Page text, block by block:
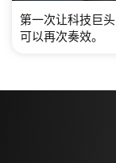
第一次让科技巨
可以再次奏效。